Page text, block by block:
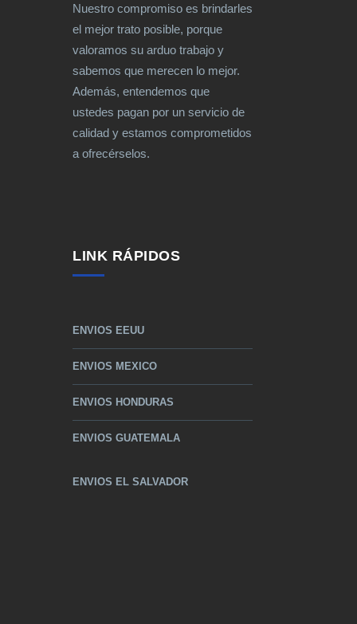
Nuestro compromiso es brindarles
el mejor trato posible, porque
valoramos su arduo trabajo y
sabemos que merecen lo mejor.
Además, entendemos que
ustedes pagan por un servicio de
calidad y estamos comprometidos
a ofrecérselos.
LINK RÁPIDOS
ENVIOS EEUU
ENVIOS MEXICO
ENVIOS HONDURAS
ENVIOS GUATEMALA
ENVIOS EL SALVADOR